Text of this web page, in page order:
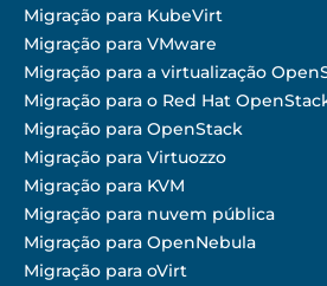
Migração para KubeVirt
Migração para VMware
Migração para a virtualização
Migração para o Red Hat
Migração para OpenStack
Migração para Virtuozzo
Migração para KVM
Migração para nuvem pública
Migração para OpenNebula
Migração para oVirt